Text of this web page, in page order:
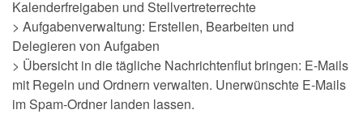
Kalenderfreigaben und Stellvertreterrechte
> Aufgabenverwaltung: Erstellen, Bearbeiten und
Delegieren von Aufgaben
> Übersicht in die tägliche Nachrichtenflut bringen: E-Mails
mit Regeln und Ordnern verwalten. Unerwünschte E-Mails
im Spam-Ordner landen lassen.